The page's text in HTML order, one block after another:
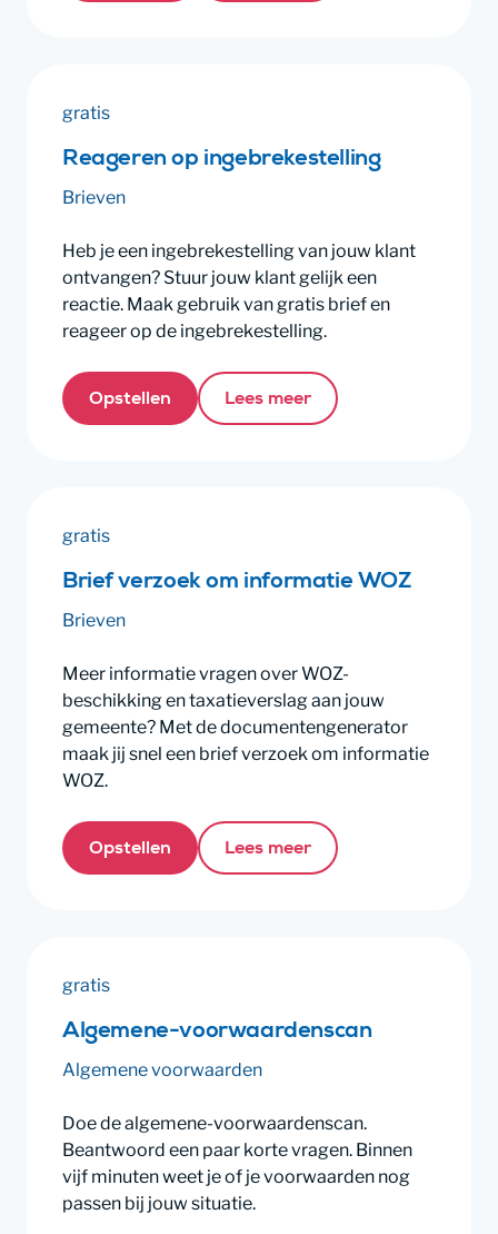
gratis
Reageren op ingebrekestelling
Brieven
Heb je een ingebrekestelling van jouw klant
ontvangen? Stuur jouw klant gelijk een
reactie. Maak gebruik van gratis brief en
reageer op de ingebrekestelling.
Opstellen Lees meer
gratis
Brief verzoek om informatie WOZ
Brieven
Meer informatie vragen over WOZ-
beschikking en taxatieverslag aan jouw
gemeente? Met de documentengenerator
maak jij snel een brief verzoek om informatie
WOZ.
Opstellen Lees meer
gratis
Algemene-voorwaardenscan
Algemene voorwaarden
Doe de algemene-voorwaardenscan.
Beantwoord een paar korte vragen. Binnen
vijf minuten weet je of je voorwaarden nog
passen bij jouw situatie.